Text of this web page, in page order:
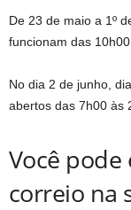
De 23 de maio a 1º
funcionam das
No dia 2 de junho,
abertos das 7h00 às
Você
correio na